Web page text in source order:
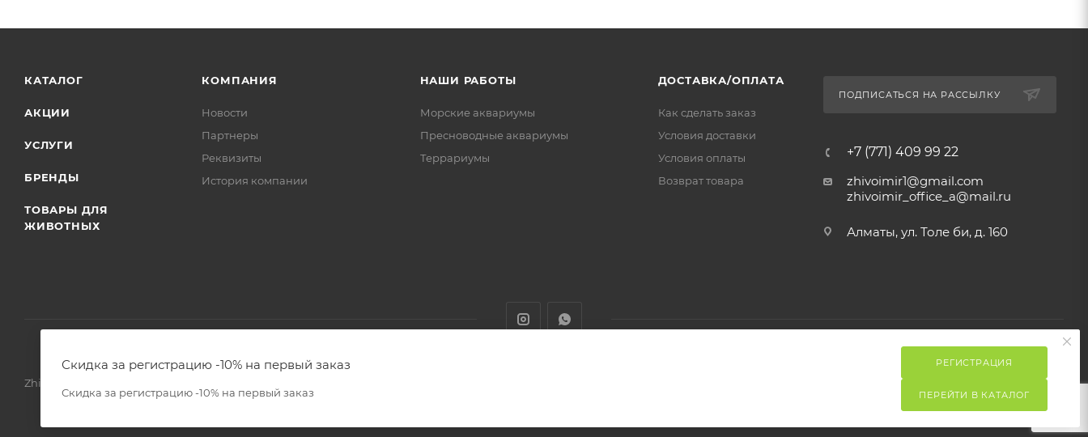
КАТАЛОГ
АКЦИИ
УСЛУГИ
БРЕНДЫ
ТОВАРЫ ДЛЯ
ЖИВОТНЫХ
КОМПАНИЯ
Новости
Партнеры
Реквизиты
История компании
НАШИ РАБОТЫ
Морские аквариумы
Пресноводные аквариумы
Террариумы
ДОСТАВКА/ОПЛАТА
Как сделать заказ
Условия доставки
Условия оплаты
Возврат товара
ПОДПИСАТЬСЯ НА РАССЫЛКУ
+7 (771) 409 99 22
zhivoimir1@gmail.com
zhivoimir_office_a@mail.ru
Алматы, ул. Толе би, д. 160
Zhivoimir.kz 2026 © – Интернет-зоомагазин для питомцев и животных с доставкой товаров по Алматы и Казахстану
Скидка за регистрацию -10% на первый заказ
Скидка за регистрацию -10% на первый заказ
РЕГИСТРАЦИЯ
ПЕРЕЙТИ В КАТАЛОГ